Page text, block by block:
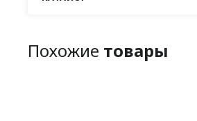
Похожие товары